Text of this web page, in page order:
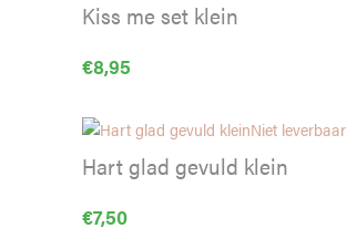
Kiss me set klein
€8,95
Niet leverbaar
Hart glad gevuld klein
€7,50